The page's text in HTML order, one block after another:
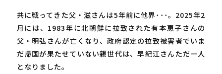
共に戦ってきた父・滋さんは5年前に他界･･･。2025年2
月には、1983年に北朝鮮に拉致された有本恵子さんの
父・明弘さんが亡くなり、政府認定の拉致被害者でいま
だ帰国が果たせていない親世代は、早紀江さんただ一人
となりました。